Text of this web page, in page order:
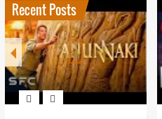
Recent Posts